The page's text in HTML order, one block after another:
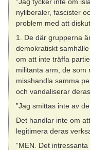
nyliberaler, fascister
problem med att
1. De där grupperna
demokratiskt
om att inte träffa
militanta arm, de som
misshandla samma
och vandaliserar
”Jag smittas inte av
Det handlar inte om
legitimera deras
”MEN. Det